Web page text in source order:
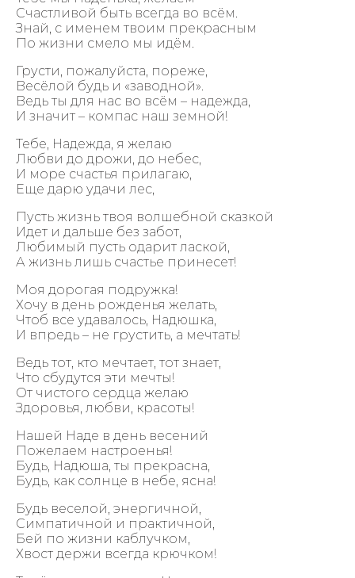
Счастливой быть всегда во всём.
Знай, с именем твоим прекрасным
По жизни смело мы идём.
Грусти, пожалуйста, пореже,
Весёлой будь и «заводной».
Ведь ты для нас во всём – надежда,
И значит – компас наш земной!
Тебе, Надежда, я желаю
Любви до дрожи, до небес,
И море счастья прилагаю,
Еще дарю удачи лес,
Пусть жизнь твоя волшебной сказкой
Идет и дальше без забот,
Любимый пусть одарит лаской,
А жизнь лишь счастье принесет!
Моя дорогая подружка!
Хочу в день рожденья желать,
Чтоб все удавалось, Надюшка,
И впредь – не грустить, а мечтать!
Ведь тот, кто мечтает, тот знает,
Что сбудутся эти мечты!
От чистого сердца желаю
Здоровья, любви, красоты!
Нашей Наде в день весений
Пожелаем настроенья!
Будь, Надюша, ты прекрасна,
Будь, как солнце в небе, ясна!
Будь веселой, энергичной,
Симпатичной и практичной,
Бей по жизни каблучком,
Хвост держи всегда крючком!